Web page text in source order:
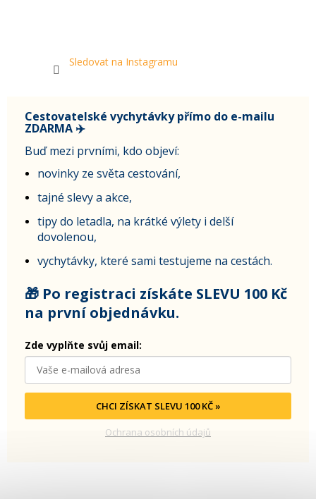
Sledovat na Instagramu
Cestovatelské vychytávky přímo do e-mailu
ZDARMA ✈️
Buď mezi prvními, kdo objeví:
novinky ze světa cestování,
tajné slevy a akce,
tipy do letadla, na krátké výlety i delší
dovolenou,
vychytávky, které sami testujeme na cestách.
🎁 Po registraci získáte SLEVU 100 Kč
na první objednávku.
Zde vyplňte svůj email:
CHCI ZÍSKAT SLEVU 100 KČ »
Ochrana osobních údajů